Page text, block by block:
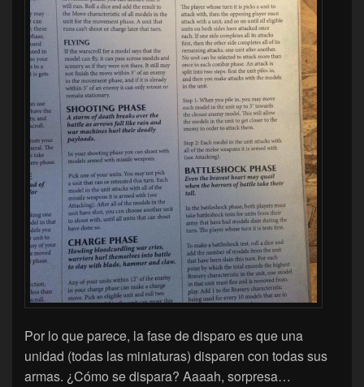
Por lo que parece, la fase de disparo es que una
unidad (todas las miniaturas) disparen con todas sus
armas. ¿Cómo se dispara? Aaaah, sorpresa…